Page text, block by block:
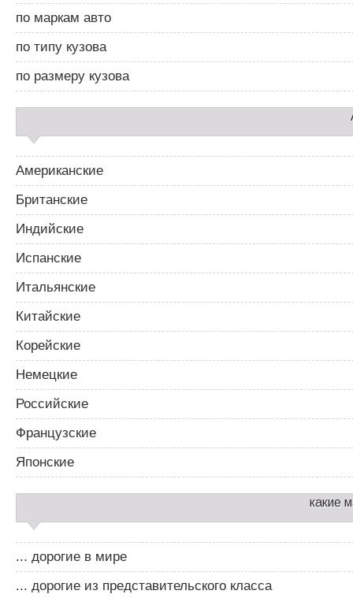
д
б
а
р
2
по маркам авто
по типу кузова
по размеру кузова
Американские
Британские
Индийские
Испанские
Итальянские
Китайские
Корейские
Немецкие
Российские
Французские
Японские
какие
... дорогие в мире
... дорогие из представительского класса